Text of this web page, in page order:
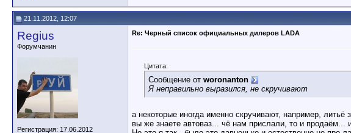
21.11.2012, 12:07
Regius
Форумчанин
Регистрация: 17.06.2012
Re: Черный список официальных дилеров LADA
Цитата:
Сообщение от woronanton
Я неправильно выразился, не скручивают
а некоторые иногда именно скручивают, например,
вы же знаете автоваз... чё нам прислали, то и продаём...